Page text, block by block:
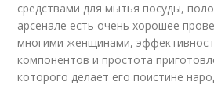
средствами для мытья посуды,
арсенале есть очень хорошее
многими женщинами,
компонентов и простота
которого делает его поистине